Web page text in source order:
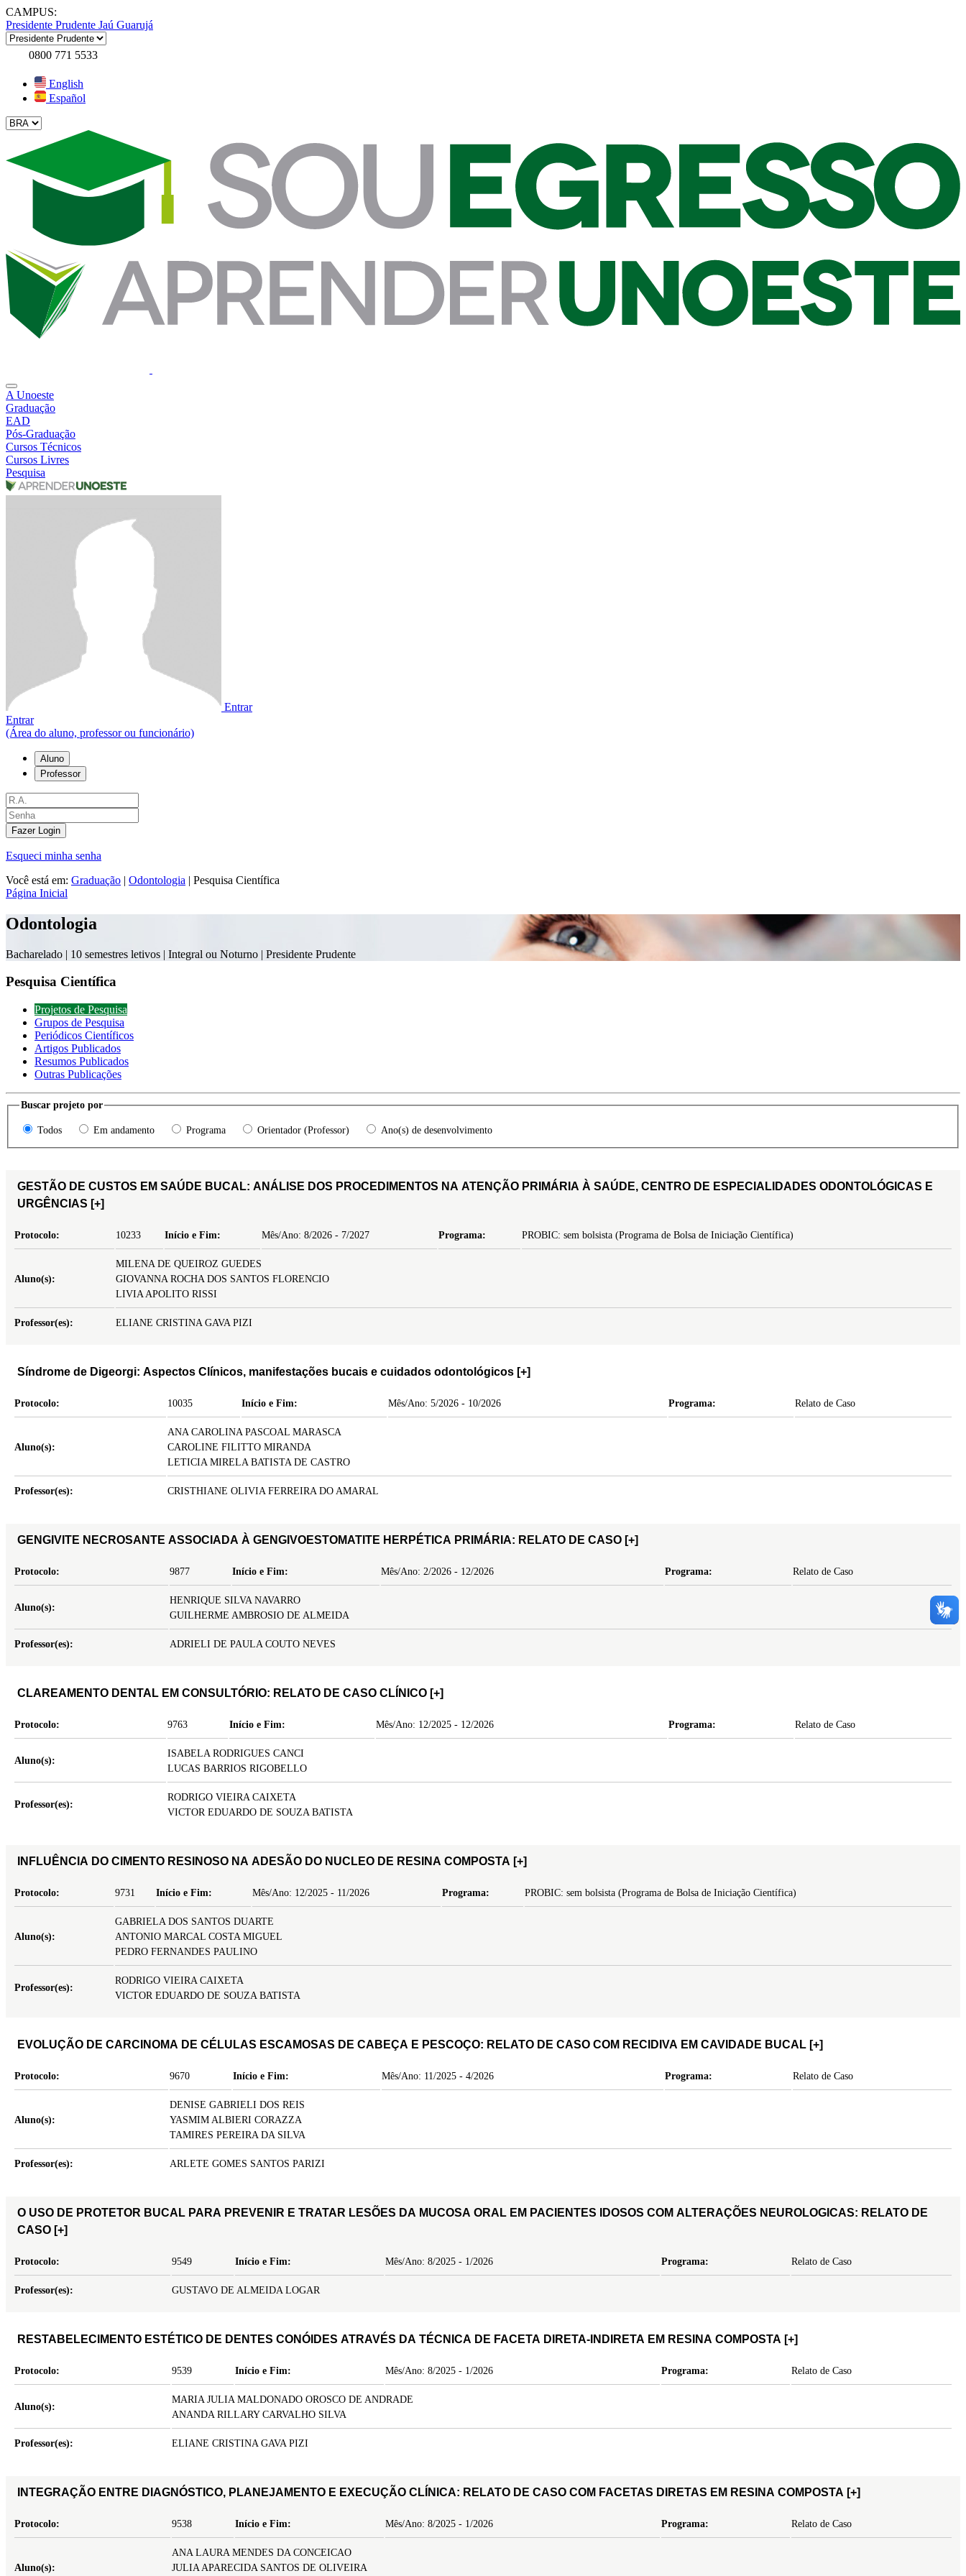
CAMPUS:
Presidente Prudente Jaú Guarujá
0800 771 5533
English
Español
A Unoeste
Graduação
EAD
Pós-Graduação
Cursos Técnicos
Cursos Livres
Pesquisa
Entrar
Entrar
(Área do aluno, professor ou funcionário)
Aluno
Professor
Fazer Login
Esqueci minha senha
Você está em: Graduação | Odontologia | Pesquisa Científica
Página Inicial
Odontologia
Bacharelado | 10 semestres letivos | Integral ou Noturno | Presidente Prudente
Pesquisa Científica
Projetos de Pesquisa
Grupos de Pesquisa
Periódicos Científicos
Artigos Publicados
Resumos Publicados
Outras Publicações
Buscar projeto por
Todos Em andamento Programa Orientador (Professor) Ano(s) de desenvolvimento
GESTÃO DE CUSTOS EM SAÚDE BUCAL: ANÁLISE DOS PROCEDIMENTOS NA ATENÇÃO PRIMÁRIA À SAÚDE, CENTRO DE ESPECIALIDADES ODONTOLÓGICAS E
URGÊNCIAS [+]
Protocolo: 10233 Início e Fim: Mês/Ano: 8/2026 - 7/2027 Programa: PROBIC: sem bolsista (Programa de Bolsa de Iniciação Científica)
Aluno(s):
MILENA DE QUEIROZ GUEDES
GIOVANNA ROCHA DOS SANTOS FLORENCIO
LIVIA APOLITO RISSI
Professor(es): ELIANE CRISTINA GAVA PIZI
Síndrome de Digeorgi: Aspectos Clínicos, manifestações bucais e cuidados odontológicos [+]
Protocolo: 10035 Início e Fim: Mês/Ano: 5/2026 - 10/2026 Programa: Relato de Caso
Aluno(s):
ANA CAROLINA PASCOAL MARASCA
CAROLINE FILITTO MIRANDA
LETICIA MIRELA BATISTA DE CASTRO
Professor(es): CRISTHIANE OLIVIA FERREIRA DO AMARAL
GENGIVITE NECROSANTE ASSOCIADA À GENGIVOESTOMATITE HERPÉTICA PRIMÁRIA: RELATO DE CASO [+]
Protocolo: 9877 Início e Fim: Mês/Ano: 2/2026 - 12/2026 Programa: Relato de Caso
Aluno(s):
HENRIQUE SILVA NAVARRO
GUILHERME AMBROSIO DE ALMEIDA
Professor(es): ADRIELI DE PAULA COUTO NEVES
CLAREAMENTO DENTAL EM CONSULTÓRIO: RELATO DE CASO CLÍNICO [+]
Protocolo: 9763 Início e Fim: Mês/Ano: 12/2025 - 12/2026 Programa: Relato de Caso
Aluno(s):
ISABELA RODRIGUES CANCI
LUCAS BARRIOS RIGOBELLO
Professor(es):
RODRIGO VIEIRA CAIXETA
VICTOR EDUARDO DE SOUZA BATISTA
INFLUÊNCIA DO CIMENTO RESINOSO NA ADESÃO DO NUCLEO DE RESINA COMPOSTA [+]
Protocolo: 9731 Início e Fim: Mês/Ano: 12/2025 - 11/2026 Programa: PROBIC: sem bolsista (Programa de Bolsa de Iniciação Científica)
Aluno(s):
GABRIELA DOS SANTOS DUARTE
ANTONIO MARCAL COSTA MIGUEL
PEDRO FERNANDES PAULINO
Professor(es):
RODRIGO VIEIRA CAIXETA
VICTOR EDUARDO DE SOUZA BATISTA
EVOLUÇÃO DE CARCINOMA DE CÉLULAS ESCAMOSAS DE CABEÇA E PESCOÇO: RELATO DE CASO COM RECIDIVA EM CAVIDADE BUCAL [+]
Protocolo: 9670 Início e Fim: Mês/Ano: 11/2025 - 4/2026 Programa: Relato de Caso
Aluno(s):
DENISE GABRIELI DOS REIS
YASMIM ALBIERI CORAZZA
TAMIRES PEREIRA DA SILVA
Professor(es): ARLETE GOMES SANTOS PARIZI
O USO DE PROTETOR BUCAL PARA PREVENIR E TRATAR LESÕES DA MUCOSA ORAL EM PACIENTES IDOSOS COM ALTERAÇÕES NEUROLOGICAS: RELATO DE
CASO [+]
Protocolo: 9549 Início e Fim: Mês/Ano: 8/2025 - 1/2026 Programa: Relato de Caso
Professor(es): GUSTAVO DE ALMEIDA LOGAR
RESTABELECIMENTO ESTÉTICO DE DENTES CONÓIDES ATRAVÉS DA TÉCNICA DE FACETA DIRETA-INDIRETA EM RESINA COMPOSTA [+]
Protocolo: 9539 Início e Fim: Mês/Ano: 8/2025 - 1/2026 Programa: Relato de Caso
Aluno(s):
MARIA JULIA MALDONADO OROSCO DE ANDRADE
ANANDA RILLARY CARVALHO SILVA
Professor(es): ELIANE CRISTINA GAVA PIZI
INTEGRAÇÃO ENTRE DIAGNÓSTICO, PLANEJAMENTO E EXECUÇÃO CLÍNICA: RELATO DE CASO COM FACETAS DIRETAS EM RESINA COMPOSTA [+]
Protocolo: 9538 Início e Fim: Mês/Ano: 8/2025 - 1/2026 Programa: Relato de Caso
Aluno(s):
ANA LAURA MENDES DA CONCEICAO
JULIA APARECIDA SANTOS DE OLIVEIRA